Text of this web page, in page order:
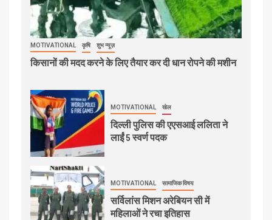
MOTIVATIONAL कृषि शुभ न्यूज़
किसानों की मदद करने के लिए तैयार कर दी धान रोपने की मशीन
MOTIVATIONAL खेल
दिल्ली पुलिस की एएसआई ललिता ने
लाईं 5 स्वर्ण पदक
MOTIVATIONAL सामाजिक विषय
सर्विलांस मिशन अरेबियन सी में
महिलाओं ने रचा इतिहास